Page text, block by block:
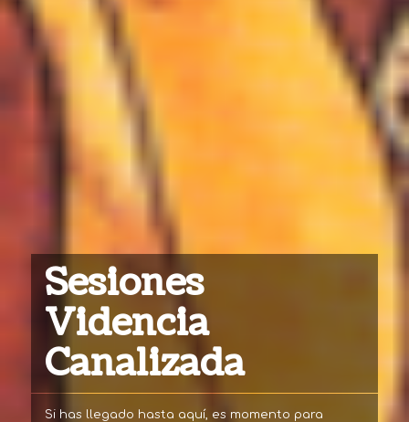
Sesiones
Videncia
Canalizada
Si has llegado hasta aquí, es momento para